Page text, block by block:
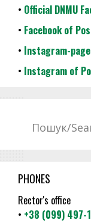
• Official DNMU
• Facebook of
• Instagram-
• Instagram of
PHONES
Rector's office
• +38 (099) 497-